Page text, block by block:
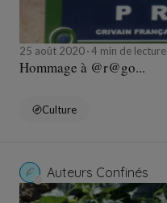
25 août 2020 4 min de lecture
Hommage à @r@go...
Culture
Auteurs Confinés